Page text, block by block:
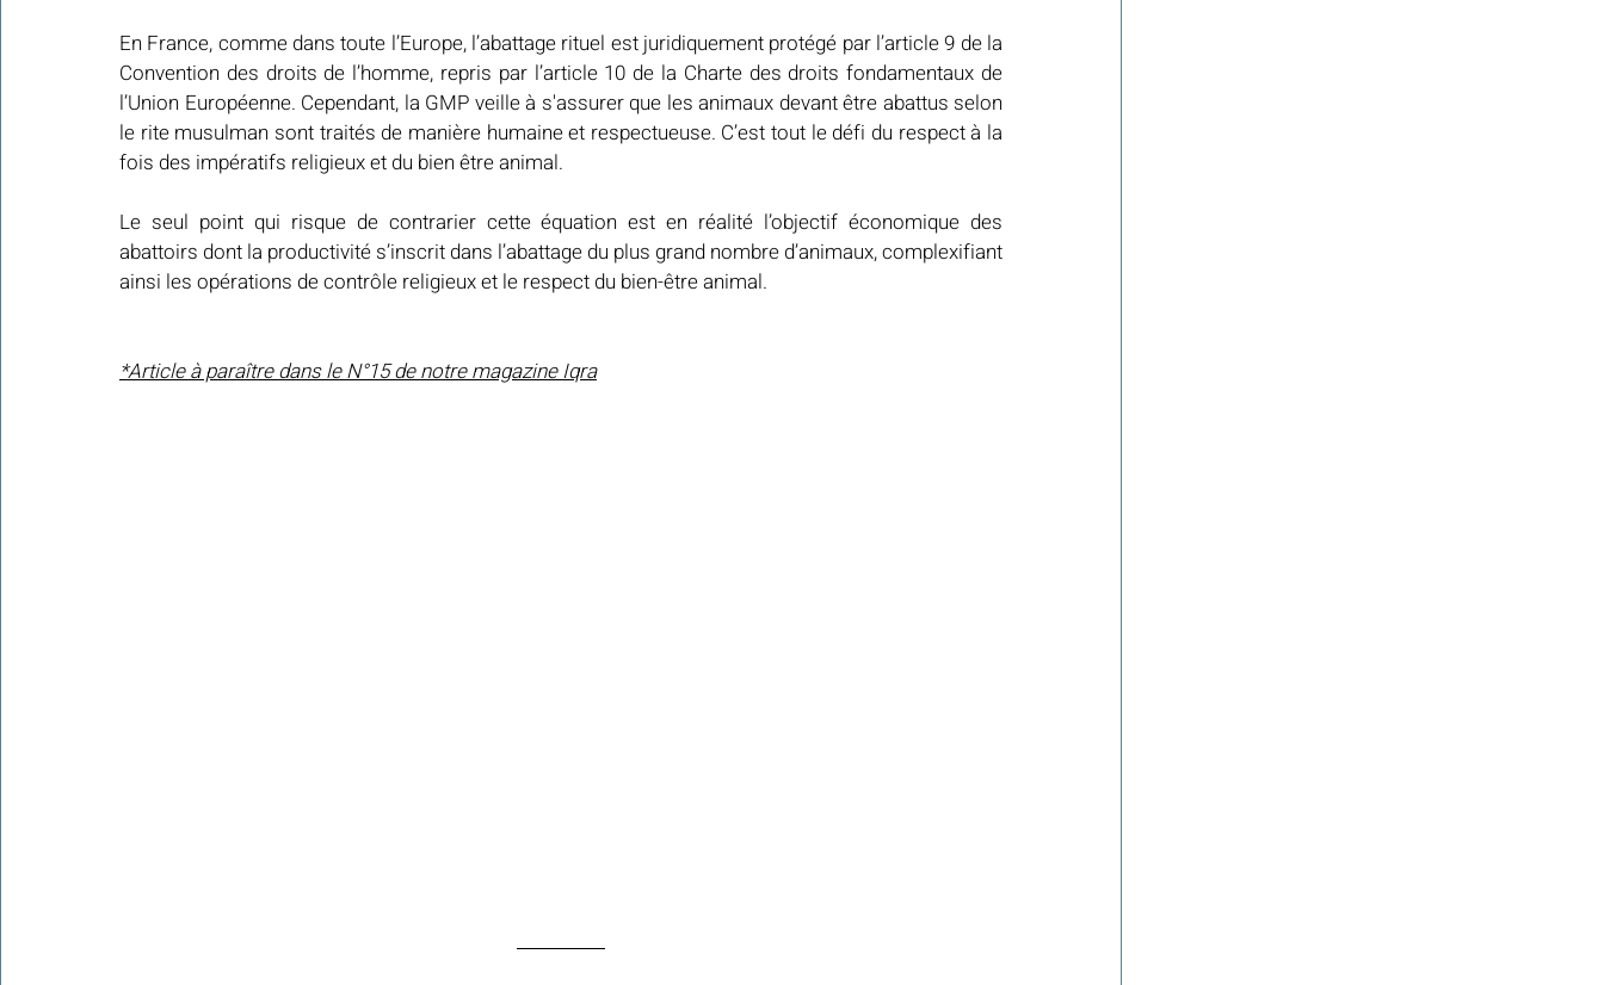
En France, comme dans toute l’Europe, l’abattage rituel est juridiquement protégé par l’article 9 de la
Convention des droits de l’homme, repris par l’article 10 de la Charte des droits fondamentaux de
l’Union Européenne. Cependant, la GMP veille à s'assurer que les animaux devant être abattus selon
le rite musulman sont traités de manière humaine et respectueuse. C’est tout le défi du respect à la
fois des impératifs religieux et du bien être animal.
Le seul point qui risque de contrarier cette équation est en réalité l’objectif économique des
abattoirs dont la productivité s’inscrit dans l’abattage du plus grand nombre d’animaux, complexifiant
ainsi les opérations de contrôle religieux et le respect du bien-être animal.
*Article à paraître dans le N°15 de notre magazine Iqra